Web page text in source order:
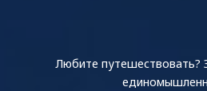
Любите путешествовать?